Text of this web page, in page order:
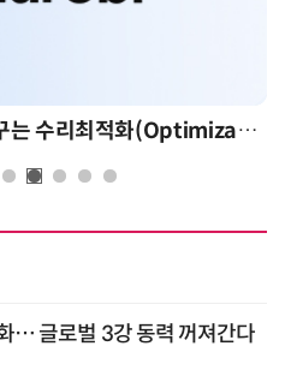
AI 시대의 의사결정을 바꾸는 수리최적화(Optimization): 실제 산업 적용 사례와 활용 전략
… 글로벌 3강 동력 꺼져간다